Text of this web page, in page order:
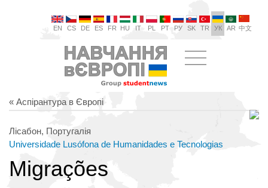
EN CS DE ES FR HU IT PL PT РУ SK TR УК AR 中文
« Аспірантура в Європі
Лісабон, Португалія
Universidade Lusófona de Humanidades e Tecnologias
Migrações